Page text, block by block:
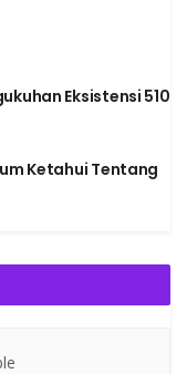
Eksistensi 510
Ketahui Tentang